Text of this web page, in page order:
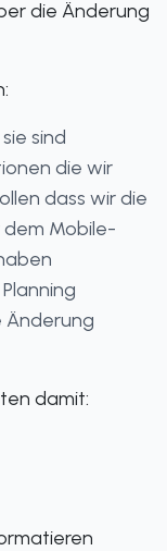
die Änderung
sind
die wir
dass wir die
Mobile-
Änderung
damit: